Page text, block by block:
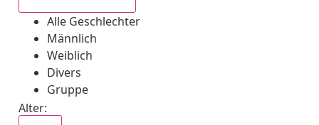
Alle Geschlechter
Männlich
Weiblich
Divers
Gruppe
Alter: